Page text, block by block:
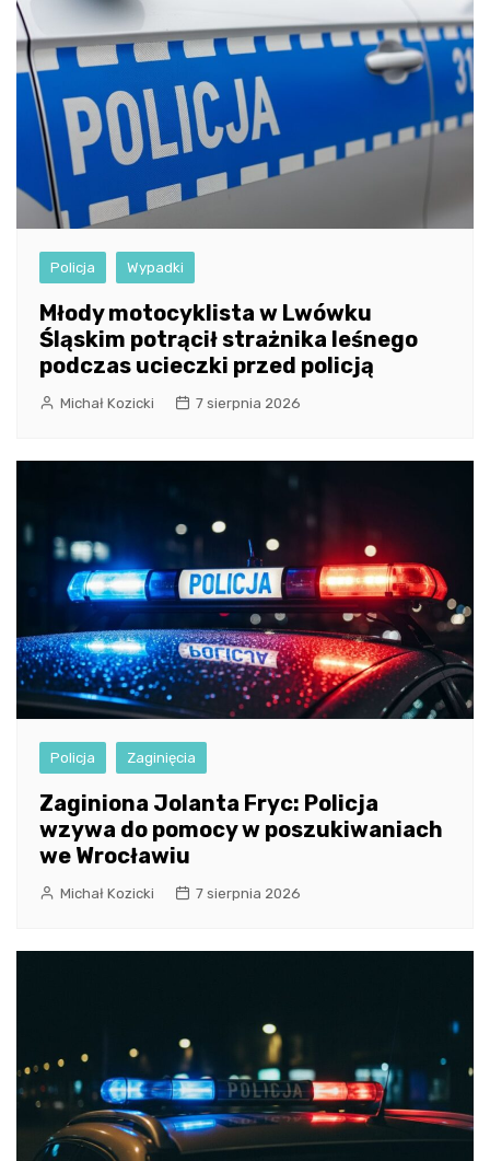
Policja Wypadki
Młody motocyklista w Lwówku
Śląskim potrącił strażnika leśnego
podczas ucieczki przed policją
Michał Kozicki 7 sierpnia 2026
Policja Zaginięcia
Zaginiona Jolanta Fryc: Policja
wzywa do pomocy w poszukiwaniach
we Wrocławiu
Michał Kozicki 7 sierpnia 2026